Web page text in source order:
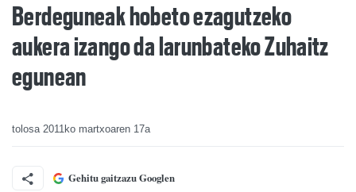
Berdeguneak hobeto ezagutzeko
aukera izango da larunbateko Zuhaitz
egunean
tolosa 2011ko martxoaren 17a
Gehitu gaitzazu Googlen